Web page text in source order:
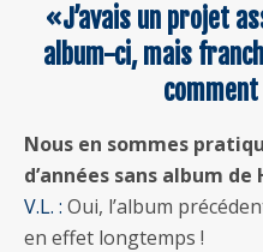
«J’avais un projet
album-ci, mais
Nous en sommes
d’années sans album
V.L. : Oui, l’album
en effet longtemps !